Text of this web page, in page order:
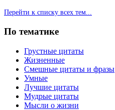
Перейти к списку всех тем...
По тематике
Грустные цитаты
Жизненные
Смешные цитаты и фразы
Умные
Лучшие цитаты
Мудрые цитаты
Мысли о жизни